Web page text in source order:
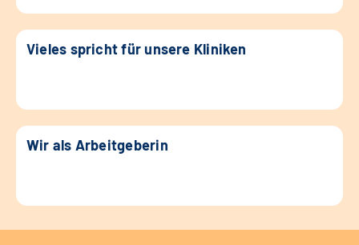
Vieles spricht für unsere Kliniken
Wir als Arbeitgeberin